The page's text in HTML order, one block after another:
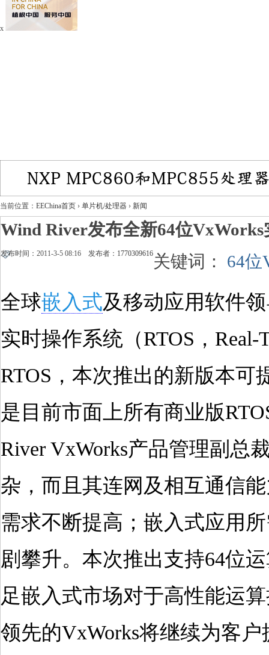
x
当前位置： EEChina首页 › 单片机/处理器 › 新闻
Wind River发布全新64位VxWorks
发布时间：2011-3-5 08:16 发布者： 1770309616关键词： 64位
全球嵌入式及移动应用软件
实时操作系统（RTOS，Real-
RTOS，本次推出的新版本
是目前市面上所有商业版
River VxWorks产品管理副总
杂，而且其连网及相互通信
需求不断提高；嵌入式应用
剧攀升。本次推出支持64位
足嵌入式市场对于高性能运
领先的VxWorks将继续为客